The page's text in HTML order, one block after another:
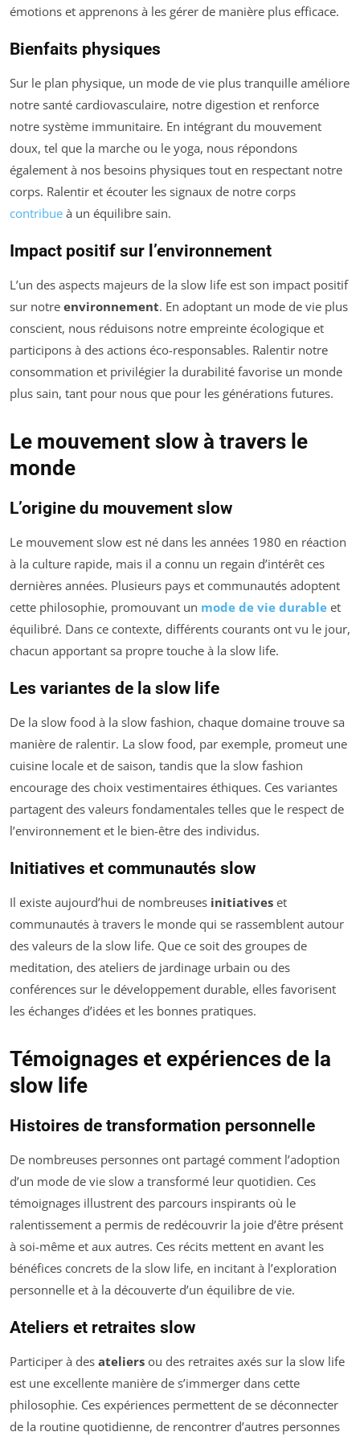
émotions et apprenons à les gérer de manière plus efficace.
Bienfaits physiques
Sur le plan physique, un mode de vie plus tranquille améliore
notre santé cardiovasculaire, notre digestion et renforce
notre système immunitaire. En intégrant du mouvement
doux, tel que la marche ou le yoga, nous répondons
également à nos besoins physiques tout en respectant notre
corps. Ralentir et écouter les signaux de notre corps
contribue à un équilibre sain.
Impact positif sur l’environnement
L’un des aspects majeurs de la slow life est son impact positif
sur notre environnement. En adoptant un mode de vie plus
conscient, nous réduisons notre empreinte écologique et
participons à des actions éco-responsables. Ralentir notre
consommation et privilégier la durabilité favorise un monde
plus sain, tant pour nous que pour les générations futures.
Le mouvement slow à travers le
monde
L’origine du mouvement slow
Le mouvement slow est né dans les années 1980 en réaction
à la culture rapide, mais il a connu un regain d’intérêt ces
dernières années. Plusieurs pays et communautés adoptent
cette philosophie, promouvant un mode de vie durable et
équilibré. Dans ce contexte, différents courants ont vu le jour,
chacun apportant sa propre touche à la slow life.
Les variantes de la slow life
De la slow food à la slow fashion, chaque domaine trouve sa
manière de ralentir. La slow food, par exemple, promeut une
cuisine locale et de saison, tandis que la slow fashion
encourage des choix vestimentaires éthiques. Ces variantes
partagent des valeurs fondamentales telles que le respect de
l’environnement et le bien-être des individus.
Initiatives et communautés slow
Il existe aujourd’hui de nombreuses initiatives et
communautés à travers le monde qui se rassemblent autour
des valeurs de la slow life. Que ce soit des groupes de
meditation, des ateliers de jardinage urbain ou des
conférences sur le développement durable, elles favorisent
les échanges d’idées et les bonnes pratiques.
Témoignages et expériences de la
slow life
Histoires de transformation personnelle
De nombreuses personnes ont partagé comment l’adoption
d’un mode de vie slow a transformé leur quotidien. Ces
témoignages illustrent des parcours inspirants où le
ralentissement a permis de redécouvrir la joie d’être présent
à soi-même et aux autres. Ces récits mettent en avant les
bénéfices concrets de la slow life, en incitant à l’exploration
personnelle et à la découverte d’un équilibre de vie.
Ateliers et retraites slow
Participer à des ateliers ou des retraites axés sur la slow life
est une excellente manière de s’immerger dans cette
philosophie. Ces expériences permettent de se déconnecter
de la routine quotidienne, de rencontrer d’autres personnes